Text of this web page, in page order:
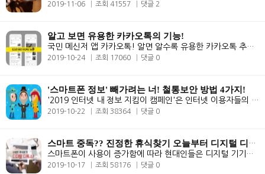
2019-11-06 조회 41557 댓글 2
알고 보면 유용한 카카오톡의 기능!
국민 메신저 앱 카카오톡! 알면 알수록 유용한 카카오톡 추가 기능을 알아..
2019-10-24 조회 17060 댓글 0
'스마트폰 정보' 빼가려는 너! 철통보안 방법 4가지!
'2019 인터넷 내 정보 지킴이 캠페인'은 인터넷 이용자들의 개인정보 보호 ..
2019-10-22 조회 38364 댓글 0
스마트 중독?? 진정한 휴식찾기 오늘부터 디지털 디톡스!
스마트폰이 사용이 증가함에 따라 현대인들은 디지털 기기에 대한 의존도가..
2019-10-17 조회 58176 댓글 0